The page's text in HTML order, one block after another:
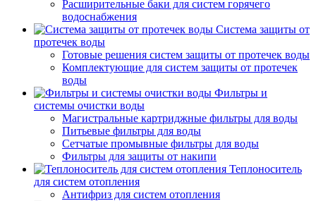
Расширительные баки для систем горячего
водоснабжения
Система защиты от
протечек воды
Готовые решения систем защиты от протечек воды
Комплектующие для систем защиты от протечек
воды
Фильтры и
системы очистки воды
Магистральные картриджные фильтры для воды
Питьевые фильтры для воды
Сетчатые промывные фильтры для воды
Фильтры для защиты от накипи
Теплоноситель
для систем отопления
Антифриз для систем отопления